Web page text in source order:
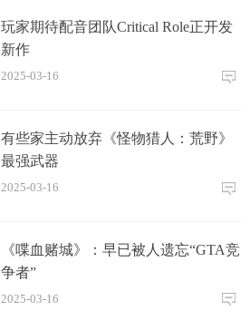
玩家期待配音团队Critical Role正开发
新作
2025-03-16
有些家主动放弃《怪物猎人：荒野》
最强武器
2025-03-16
《喋血赌城》：早已被人遗忘“GTA竞
争者”
2025-03-16